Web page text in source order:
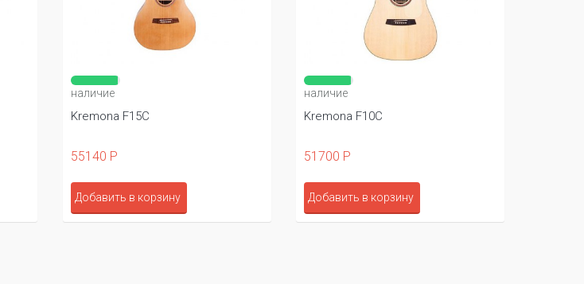
наличие
Kremona F10C
51700 Р
Добавить в корзину
наличие
Kremona F15C
55140 Р
Добавить в корзину